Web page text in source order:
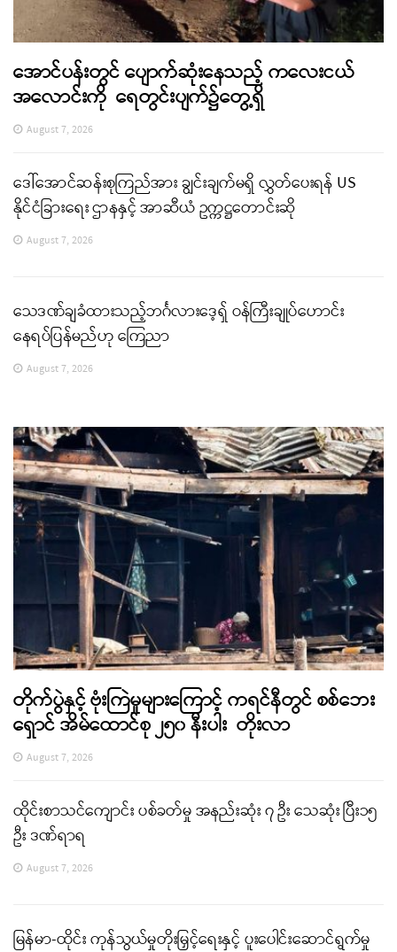
အောင်ပန်းတွင် ပျောက်ဆုံးနေသည့် ကလေးငယ်
အလောင်းကို ရေတွင်းပျက်၌တွေ့ရှိ
August 7, 2026
ဒေါ်အောင်ဆန်းစုကြည်အား ချွင်းချက်မရှိ လွှတ်ပေးရန် US
နိုင်ငံခြားရေး ဌာနနှင့် အာဆီယံ ဥက္ကဋ္ဌတောင်းဆို
August 7, 2026
သေဒဏ်ချခံထားသည့်ဘင်္ဂလားဒေ့ရှ် ဝန်ကြီးချုပ်ဟောင်း
နေရပ်ပြန်မည်ဟု ကြေညာ
August 7, 2026
တိုက်ပွဲနှင့် ဗုံးကြဲမှုများကြောင့် ကရင်နီတွင် စစ်ဘေး
ရှောင် အိမ်ထောင်စု ၂၅၀ နီးပါး တိုးလာ
August 7, 2026
ထိုင်းစာသင်ကျောင်း ပစ်ခတ်မှု အနည်းဆုံး ၇ ဦး သေဆုံး ပြီး၁၅
ဦး ဒဏ်ရာရ
August 7, 2026
မြန်မာ-ထိုင်း ကုန်သွယ်မှုတိုးမြှင့်ရေးနှင့် ပူးပေါင်းဆောင်ရွက်မှု